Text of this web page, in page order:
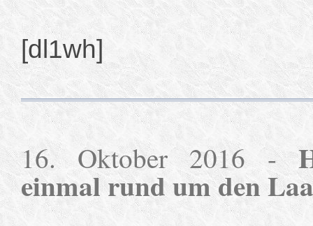
[dl1wh]
16. Oktober 2016 -
einmal rund um den